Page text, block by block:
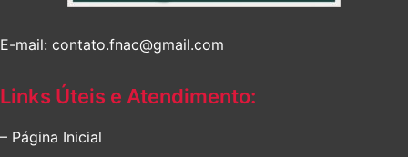
E-mail: contato.fnac@gmail.com
Links Úteis e Atendimento:
– Página Inicial